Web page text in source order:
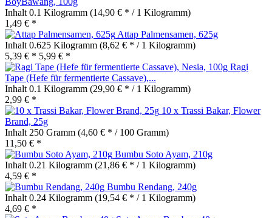
Inhalt 0.1 Kilogramm (14,90 € * / 1 Kilogramm)
1,49 € *
Attap Palmensamen, 625g
Inhalt 0.625 Kilogramm (8,62 € * / 1 Kilogramm)
5,39 € * 5,99 € *
Ragi
Tape (Hefe für fermentierte Cassave),...
Inhalt 0.1 Kilogramm (29,90 € * / 1 Kilogramm)
2,99 € *
10 x Trassi Bakar, Flower
Brand, 25g
Inhalt 250 Gramm (4,60 € * / 100 Gramm)
11,50 € *
Bumbu Soto Ayam, 210g
Inhalt 0.21 Kilogramm (21,86 € * / 1 Kilogramm)
4,59 € *
Bumbu Rendang, 240g
Inhalt 0.24 Kilogramm (19,54 € * / 1 Kilogramm)
4,69 € *